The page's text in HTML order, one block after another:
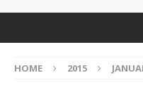
HOME 2015